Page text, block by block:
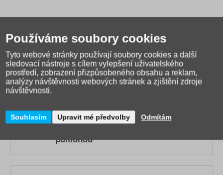
Jak správně vybrat školní
tašku?Přečtěte si našeho
průvodce.
pomohou
Používáme soubory cookies
Tyto webové stránky používají soubory cookies a další
sledovací nástroje s cílem vylepšení uživatelského
prostředí, zobrazení přizpůsobeného obsahu a reklam,
analýzy návštěvnosti webových stránek a zjištění zdroje
návštěvnosti.
Souhlasím Upravit mé předvolby Odmítám